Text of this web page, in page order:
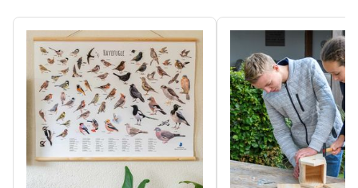
Bredde 105 mm
Højde 80 mm
Længde 80 mm
Vægt 0.211 kg
Farve
Læs mere